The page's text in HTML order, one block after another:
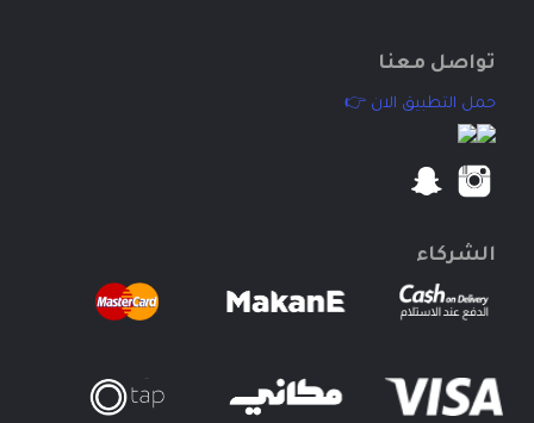
تواصل معنا
حمل التطبيق الان 👉
الشركاء